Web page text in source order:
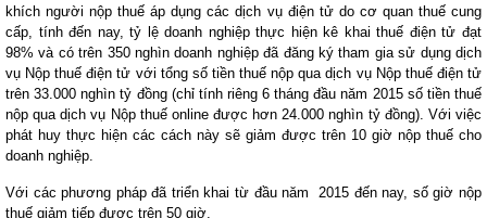
khích người nộp thuế áp dụng các dịch vụ điện tử do cơ quan thuế cung
cấp, tính đến nay, tỷ lệ doanh nghiệp thực hiện kê khai thuế điện tử đạt
98% và có trên 350 nghìn doanh nghiệp đã đăng ký tham gia sử dụng dịch
vụ Nộp thuế điện tử với tổng số tiền thuế nộp qua dịch vụ Nộp thuế điện tử
trên 33.000 nghìn tỷ đồng (chỉ tính riêng 6 tháng đầu năm 2015 số tiền thuế
nộp qua dịch vụ Nộp thuế online được hơn 24.000 nghìn tỷ đồng). Với việc
phát huy thực hiện các cách này sẽ giảm được trên 10 giờ nộp thuế cho
doanh nghiệp.
Với các phương pháp đã triển khai từ đầu năm 2015 đến nay, số giờ nộp
thuế giảm tiếp được trên 50 giờ.